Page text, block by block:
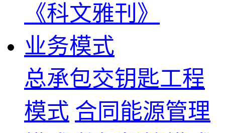
《科文雅刊》
业务模式
总承包交钥匙工程
模式 合同能源管理